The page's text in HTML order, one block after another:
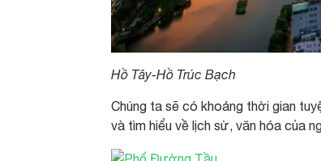
Hồ Tây-Hồ Trúc Bạch
Chúng ta sẽ có khoảng thời gian
và tìm hiểu về lịch sử, văn hóa của